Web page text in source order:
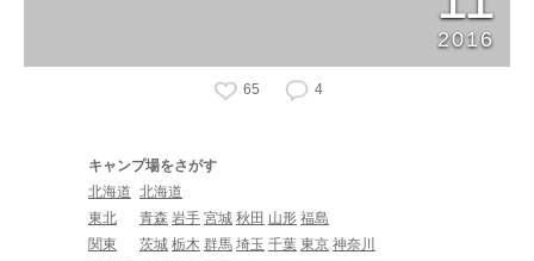
2016
65 4
キャンプ場をさがす
北海道 北海道
東北
青森 岩手 宮城 秋田 山形 福島
関東
茨城 栃木 群馬 埼玉 千葉 東京 神奈川